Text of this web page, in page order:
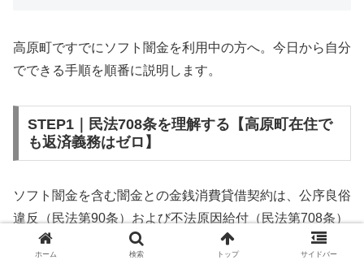
高原町ですでにソフト闇金を利用中の方へ。今日から自分
でできる手順を順番に説明します。
STEP1｜民法708条を理解する【高原町在住で
も返済義務はゼロ】
ソフト闇金を含む闇金との金銭消費貸借契約は、公序良俗
違反（民法第90条）および不法原因給付（民法第708条）
に該当するため、法的には無効です。高原町在住であって
ホーム 検索 トップ サイドバー